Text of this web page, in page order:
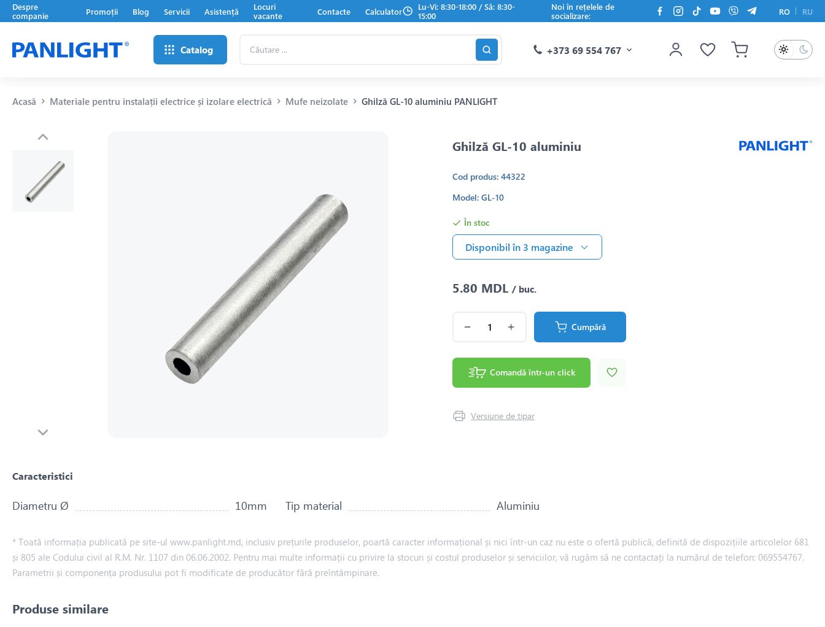
Despre
companie
Promoții Blog Servicii Asistență
Locuri
vacante
Contacte Calculator
Lu-Vi: 8:30-18:00 / Sâ: 8:30-
15:00
Noi în rețelele de
socializare:
RO RU
Catalog +373 69 554 767
Acasă Materiale pentru instalații electrice și izolare electrică Mufe neizolate Ghilză GL-10 aluminiu PANLIGHT
Ghilză GL-10 aluminiu
Cod produs: 44322
Model: GL-10
În stoc
Disponibil în 3 magazine
5.80 MDL / buc.
Cumpără
Comandă într-un click
Versiune de tipar
Caracteristici
Diametru Ø 10mm Tip material Aluminiu
* Toată informația publicată pe site-ul www.panlight.md, inclusiv prețurile produselor, poartă caracter informațional și nici într-un caz nu este o ofertă publică, definită de dispozițiile articolelor 681
și 805 ale Codului civil al R.M. Nr. 1107 din 06.06.2002. Pentru mai multe informații cu privire la stocuri și costul produselor și serviciilor, vă rugăm să ne contactați la numărul de telefon: 069554767.
Parametrii și componența produsului pot fi modificate de producător fără preîntâmpinare.
Produse similare